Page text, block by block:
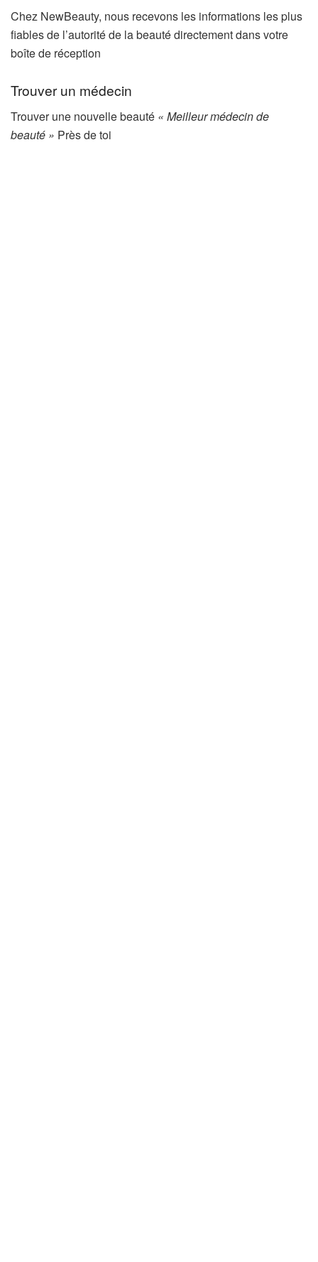
Chez NewBeauty, nous recevons les informations les plus
fiables de l’autorité de la beauté directement dans votre
boîte de réception
Trouver un médecin
Trouver une nouvelle beauté « Meilleur médecin de
beauté » Près de toi